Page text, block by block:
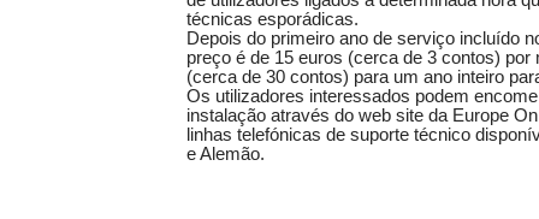
técnicas esporádicas.
Depois do primeiro ano de serviço incluído
preço é de 15 euros (cerca de 3 contos) por
(cerca de 30 contos) para um ano inteiro
Os utilizadores interessados podem
instalação através do web site da Europe
linhas telefónicas de suporte técnico
e Alemão.